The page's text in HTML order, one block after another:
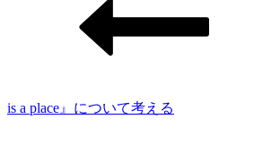
ー
is a place』について考える